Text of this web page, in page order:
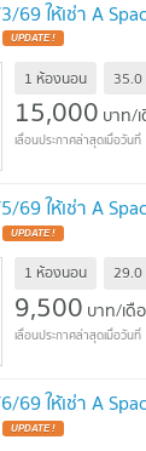
69 ให้เช่า A
1 ห้องนอน 35.0
15,000 บาท/
69 ให้เช่า A
1 ห้องนอน 29.0
9,500 บาท/เดื
69 ให้เช่า A